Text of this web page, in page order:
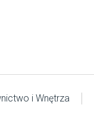
i Wnętrza